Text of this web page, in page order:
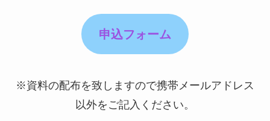
申込フォーム
※資料の配布を致しますので携帯メールアドレス
以外をご記入ください。